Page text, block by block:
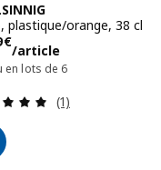
Nombre total de
plastique/orange, 38 cl
€
/article
1,49€/
en lots de 6
Révision: 5
(1)